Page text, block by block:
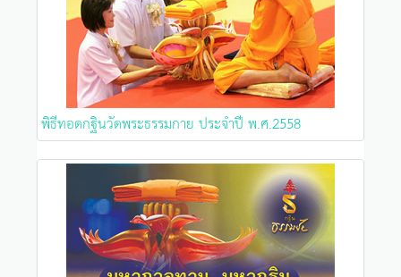
พิธีทอดกฐินวัดพระธรรมกาย ประจำปี พ.ศ.2558